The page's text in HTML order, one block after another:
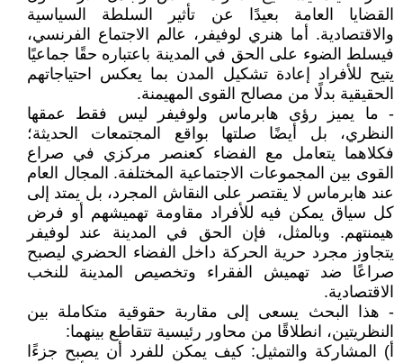
القضايا العامة بعيدًا عن تأثير السلطة السياسية
والاقتصادية. أما هنري لوفيفر، عالم الاجتماع الفرنسي،
فيسلط الضوء على الحق في المدينة باعتباره حقًا جماعيًا
يتيح للأفراد إعادة تشكيل المدن بما يعكس احتياجاتهم
الحقيقية بدلًا من مصالح القوى المهيمنة.
- ما يميز رؤى هابرماس ولوفيفر ليس فقط عمقها
النظري، بل أيضًا صلتها بواقع المجتمعات الحديثة؛
فكلاهما يتعامل مع الفضاء كعنصر مركزي في صراع
القوى بين المجموعات الاجتماعية المختلفة. المجال العام
عند هابرماس لا يقتصر على النقاش المجرد، بل يمتد إلى
كل سياق يمكن فيه للأفراد مقاومة تهميشهم أو فرض
هيمنتهم. وبالمثل، فإن الحق في المدينة عند لوفيفر
يتجاوز مجرد حرية الحركة داخل الفضاء الحضري ليصبح
صراعًا ضد تهميش الفقراء وتخصيص المدينة للنخب
الاقتصادية.
- هذا البحث يسعى إلى مقاربة حقوقية متكاملة بين
النظريتين، انطلاقًا من محاور رئيسية تتقاطع بينهما:
‌أ) المشاركة والتمثيل: كيف يمكن للفرد أن يصبح جزءًا